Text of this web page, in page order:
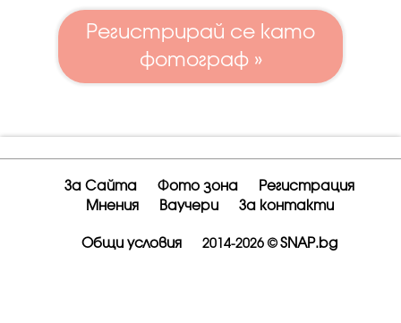
Регистрирай се като
фотограф »
За Сайта Фото зона
Регистрация
Мнения
Ваучери За контакти
Общи условия 2014-2026 © SNAP.bg